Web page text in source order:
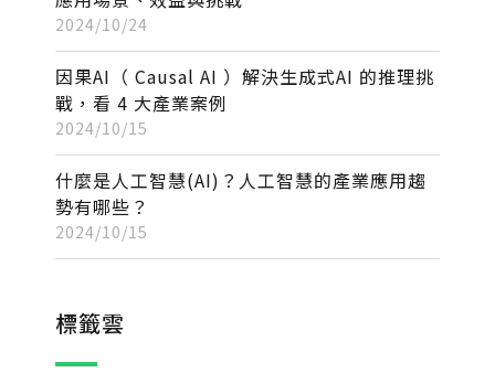
2024/10/24
因果AI（ Causal AI ）解決生成式AI 的推理挑
戰，看 4 大產業案例
2024/10/15
什麼是人工智慧(AI)？人工智慧的產業應用趨
勢有哪些？
2024/10/15
標籤雲